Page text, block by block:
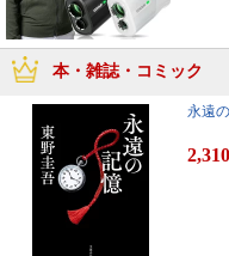
本・雑誌・コミック
永遠